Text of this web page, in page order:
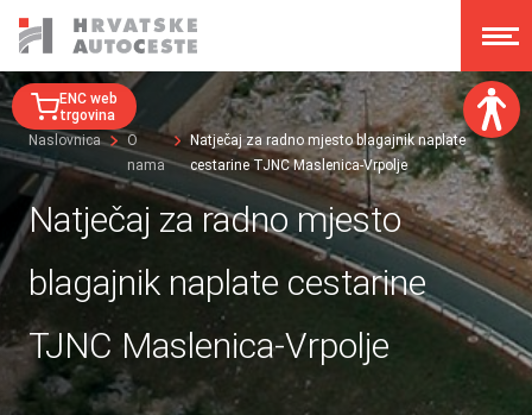
Veličina fonta:
A A A A
Disleksija:
Kontrast:
Poništi izmjene
ENC web
trgovina
Naslovnica
O
nama
Natječaj za radno mjesto blagajnik naplate
cestarine TJNC Maslenica-Vrpolje
Natječaj za radno mjesto
blagajnik naplate cestarine
TJNC Maslenica-Vrpolje